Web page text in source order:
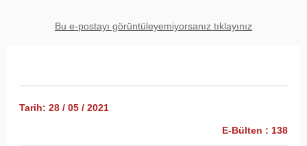
Bu e-postayı görüntüleyemiyorsanız tıklayınız
Tarih: 28 / 05 / 2021
E-Bülten : 138